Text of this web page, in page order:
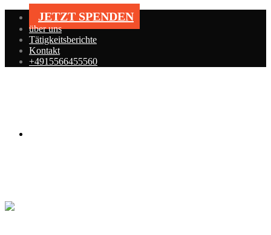
JETZT SPENDEN
über uns
Tätigkeitsberichte
Kontakt
+4915566455560